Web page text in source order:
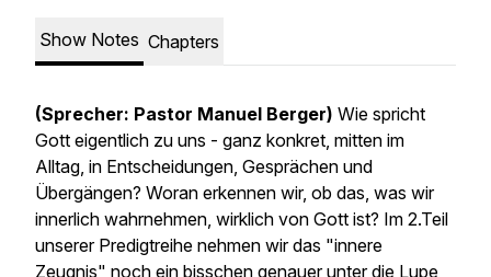
Show Notes Chapters
(Sprecher: Pastor Manuel Berger) Wie spricht
Gott eigentlich zu uns - ganz konkret, mitten im
Alltag, in Entscheidungen, Gesprächen und
Übergängen? Woran erkennen wir, ob das, was wir
innerlich wahrnehmen, wirklich von Gott ist? Im 2.Teil
unserer Predigtreihe nehmen wir das "innere
Zeugnis" noch ein bisschen genauer unter die Lupe